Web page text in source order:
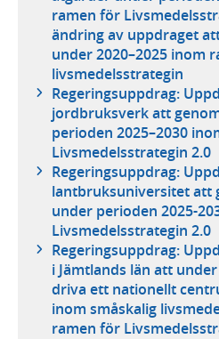
ramen för
ändring av uppdraget
under 2020–2025 inom
livsmedelsstrategin
Regeringsuppdrag:
jordbruksverk att
perioden 2025–2030
Livsmedelsstrategin 2.0
Regeringsuppdrag:
lantbruksuniversitet att
under perioden 2025-
Livsmedelsstrategin 2.0
Regeringsuppdrag:
i Jämtlands län att
driva ett nationellt
inom småskalig
ramen för